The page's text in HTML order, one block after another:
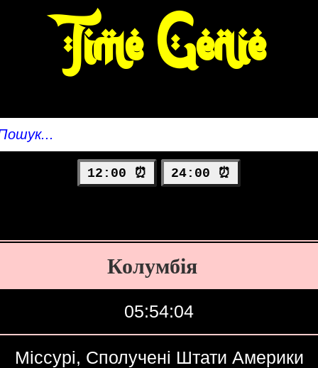
Time Genie
12:00 ⏰ 24:00 ⏰
Колумбія
05:54:05
Міссурі, Сполучені Штати Америки